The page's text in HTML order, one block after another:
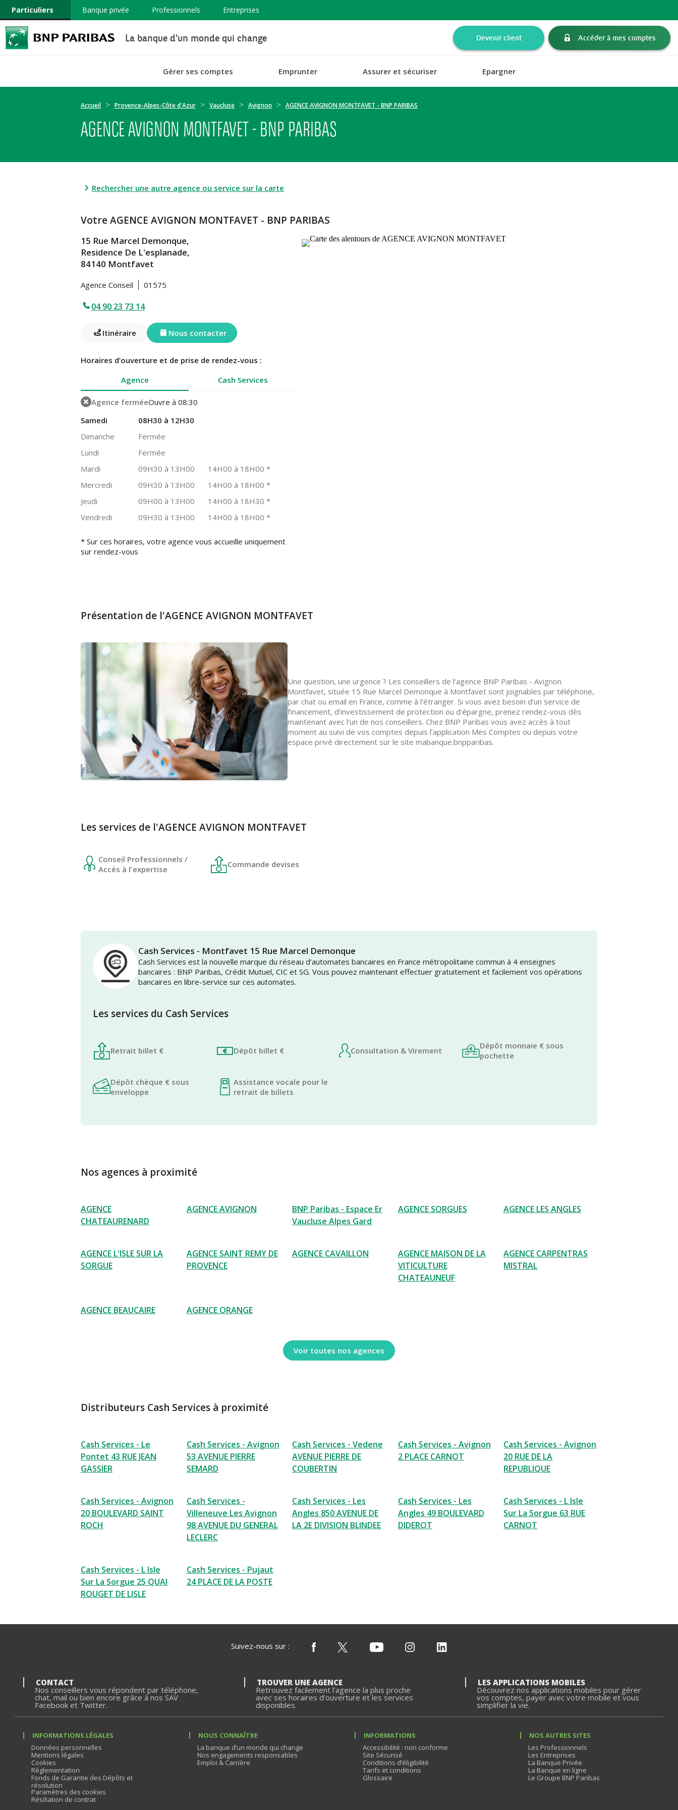
Particuliers Banque privée Professionnels Entreprises
La banque d'un monde qui change Devenir client Accéder à mes comptes
Gérer ses comptes Emprunter Assurer et sécuriser Epargner
Accueil Provence-Alpes-Côte d'Azur Vaucluse Avignon AGENCE AVIGNON MONTFAVET - BNP PARIBAS
AGENCE AVIGNON MONTFAVET - BNP PARIBAS
Rechercher une autre agence ou service sur la carte
Votre AGENCE AVIGNON MONTFAVET - BNP PARIBAS
15 Rue Marcel Demonque,
Residence De L'esplanade,
84140 Montfavet
Agence Conseil 01575
04 90 23 73 14
Itinéraire Nous contacter
Horaires d’ouverture et de prise de rendez-vous :
Agence
Cash Services
Agence ferméeOuvre à 08:30
Samedi
08H30 à 12H30
Dimanche
Fermée
Lundi
Fermée
Mardi
09H30 à 13H00 14H00 à 18H00 *
Mercredi
09H30 à 13H00 14H00 à 18H00 *
Jeudi
09H00 à 13H00 14H00 à 18H30 *
Vendredi
09H30 à 13H00 14H00 à 18H00 *
* Sur ces horaires, votre agence vous accueille uniquement
sur rendez-vous
Présentation de l'AGENCE AVIGNON MONTFAVET
Une question, une urgence ? Les conseillers de l'agence BNP Paribas - Avignon
Montfavet, située 15 Rue Marcel Demonque à Montfavet sont joignables par téléphone,
par chat ou email en France, comme à l’étranger. Si vous avez besoin d’un service de
financement, d’investissement de protection ou d’épargne, prenez rendez-vous dès
maintenant avec l’un de nos conseillers. Chez BNP Paribas vous avez accès à tout
moment au suivi de vos comptes depuis l’application Mes Comptes ou depuis votre
espace privé directement sur le site mabanque.bnpparibas.
Les services de l'AGENCE AVIGNON MONTFAVET
Conseil Professionnels /
Accès à l'expertise
Commande devises
Cash Services - Montfavet 15 Rue Marcel Demonque
Cash Services est la nouvelle marque du réseau d’automates bancaires en France métropolitaine commun à 4 enseignes
bancaires : BNP Paribas, Crédit Mutuel, CIC et SG. Vous pouvez maintenant effectuer gratuitement et facilement vos opérations
bancaires en libre-service sur ces automates.
Les services du Cash Services
Retrait billet € Dépôt billet € Consultation & Virement
Dépôt monnaie € sous
pochette
Dépôt chèque € sous
enveloppe
Assistance vocale pour le
retrait de billets
Nos agences à proximité
AGENCE
CHATEAURENARD
AGENCE AVIGNON
BNP Paribas - Espace Er
Vaucluse Alpes Gard
AGENCE SORGUES AGENCE LES ANGLES
AGENCE L'ISLE SUR LA
SORGUE
AGENCE SAINT REMY DE
PROVENCE
AGENCE CAVAILLON
AGENCE MAISON DE LA
VITICULTURE
CHATEAUNEUF
AGENCE CARPENTRAS
MISTRAL
AGENCE BEAUCAIRE AGENCE ORANGE
Voir toutes nos agences
Distributeurs Cash Services à proximité
Cash Services - Le
Pontet 43 RUE JEAN
GASSIER
Cash Services - Avignon
53 AVENUE PIERRE
SEMARD
Cash Services - Vedene
AVENUE PIERRE DE
COUBERTIN
Cash Services - Avignon
2 PLACE CARNOT
Cash Services - Avignon
20 RUE DE LA
REPUBLIQUE
Cash Services - Avignon
20 BOULEVARD SAINT
ROCH
Cash Services -
Villeneuve Les Avignon
98 AVENUE DU GENERAL
LECLERC
Cash Services - Les
Angles 850 AVENUE DE
LA 2E DIVISION BLINDEE
Cash Services - Les
Angles 49 BOULEVARD
DIDEROT
Cash Services - L Isle
Sur La Sorgue 63 RUE
CARNOT
Cash Services - L Isle
Sur La Sorgue 25 QUAI
ROUGET DE LISLE
Cash Services - Pujaut
24 PLACE DE LA POSTE
Suivez-nous sur :
CONTACT
Nos conseillers vous répondent par téléphone,
chat, mail ou bien encore grâce à nos SAV
Facebook et Twitter.
TROUVER UNE AGENCE
Retrouvez facilement l’agence la plus proche
avec ses horaires d’ouverture et les services
disponibles.
LES APPLICATIONS MOBILES
Découvrez nos applications mobiles pour gérer
vos comptes, payer avec votre mobile et vous
simplifier la vie.
INFORMATIONS LÉGALES
Données personnelles
Mentions légales
Cookies
Réglementation
Fonds de Garantie des Dépôts et
résolution
Paramètres des cookies
Résiliation de contrat
NOUS CONNAÎTRE
La banque d’un monde qui change
Nos engagements responsables
Emploi & Carrière
INFORMATIONS
Accessibilité : non conforme
Site Sécurisé
Conditions d’éligibilité
Tarifs et conditions
Glossaire
NOS AUTRES SITES
Les Professionnels
Les Entreprises
La Banque Privée
La Banque en ligne
Le Groupe BNP Paribas